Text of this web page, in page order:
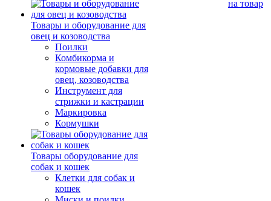
Товары и оборудование для
овец и козоводства
Поилки
Комбикорма и
кормовые добавки для
овец, козоводства
Инструмент для
стрижки и кастрации
Маркировка
Кормушки
Товары оборудование для
собак и кошек
Клетки для собак и
кошек
на товар